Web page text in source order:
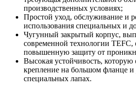
производственных условиях;
Простой уход, обслуживание и
использования специальных и
Чугунный закрытый корпус,
современной технологии TEFC,
повышенную защиту от
Высокая устойчивость, которую
крепление на большом фланце и
специальных лапах.